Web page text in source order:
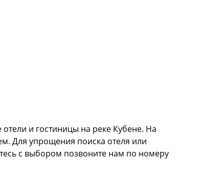
и гостиницы на реке Кубене. На
Для упрощения поиска отеля или
с выбором позвоните нам по номеру